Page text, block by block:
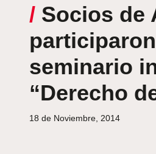
/ Socios de
seminario
“Derecho
18 de Noviembre, 2014